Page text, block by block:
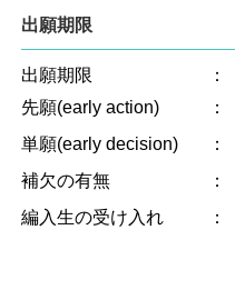
出願期限
出願期限 ：
先願(early action) ：
単願(early decision) ：
補欠の有無 ：
編入生の受け入れ ：